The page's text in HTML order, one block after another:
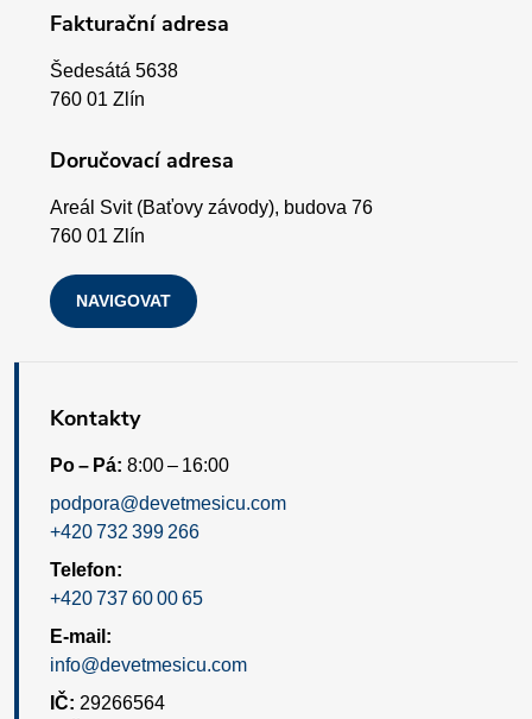
Fakturační adresa
Šedesátá 5638
760 01 Zlín
Doručovací adresa
Areál Svit (Baťovy závody), budova 76
760 01 Zlín
NAVIGOVAT
Kontakty
Po – Pá: 8:00 – 16:00
podpora@devetmesicu.com
+420 732 399 266
Telefon:
+420 737 60 00 65
E-mail:
info@devetmesicu.com
IČ: 29266564